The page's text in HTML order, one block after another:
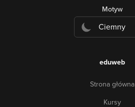
Motyw
Ciemny
eduweb
Strona główna
Kursy